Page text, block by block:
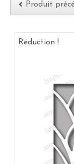
Produit
Réduction !